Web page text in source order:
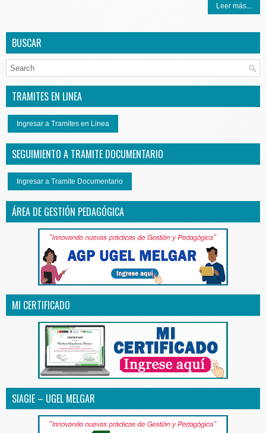
Leer más...
BUSCAR
TRAMITES EN LINEA
Ingresar a Tramites en Linea
SEGUIMIENTO A TRAMITE DOCUMENTARIO
Ingresar a Tramite Documentario
ÁREA DE GESTIÓN PEDAGÓGICA
MI CERTIFICADO
SIAGIE – UGEL MELGAR